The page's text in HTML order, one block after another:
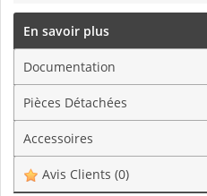
En savoir plus
Documentation
Pièces Détachées
Accessoires
Avis Clients (0)